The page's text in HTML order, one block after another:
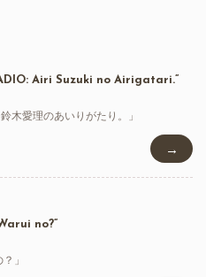
Airi Suzuki no Airigatari.”
木愛理のあいりがたり。」
→
no?”
」